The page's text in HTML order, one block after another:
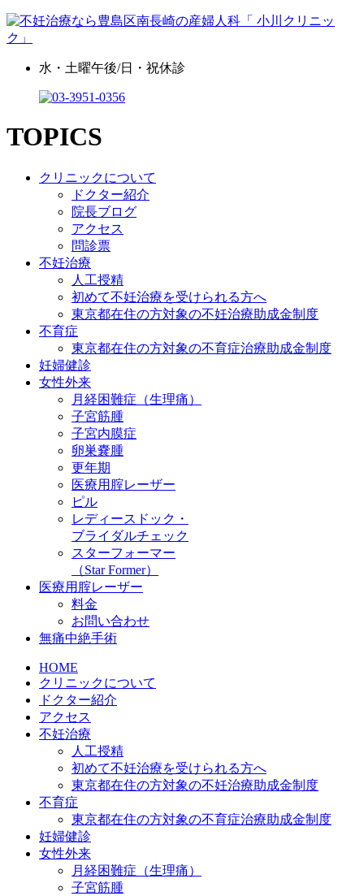
水・土曜午後/日・祝休診
TOPICS
クリニックについて
ドクター紹介
院長ブログ
アクセス
問診票
不妊治療
人工授精
初めて不妊治療を受けられる方へ
東京都在住の方対象の不妊治療助成金制度
不育症
東京都在住の方対象の不育症治療助成金制度
妊婦健診
女性外来
月経困難症（生理痛）
子宮筋腫
子宮内膜症
卵巣嚢腫
更年期
医療用腟レーザー
ピル
レディースドック・
ブライダルチェック
スターフォーマー
（Star Former）
医療用腟レーザー
料金
お問い合わせ
無痛中絶手術
HOME
クリニックについて
ドクター紹介
アクセス
不妊治療
人工授精
初めて不妊治療を受けられる方へ
東京都在住の方対象の不妊治療助成金制度
不育症
東京都在住の方対象の不育症治療助成金制度
妊婦健診
女性外来
月経困難症（生理痛）
子宮筋腫